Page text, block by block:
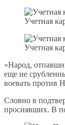
Учетная
Учетная
«Народ,
еще не
воевать против
Словно в
просиявших. В